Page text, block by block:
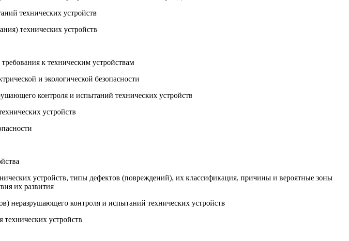
технических устройств
технических устройств
к техническим устройствам
и экологической безопасности
контроля и испытаний технических устройств
устройств
устройств, типы дефектов (повреждений), их классификация, причины и вероятные зоны
их развития
неразрушающего контроля и испытаний технических устройств
устройств